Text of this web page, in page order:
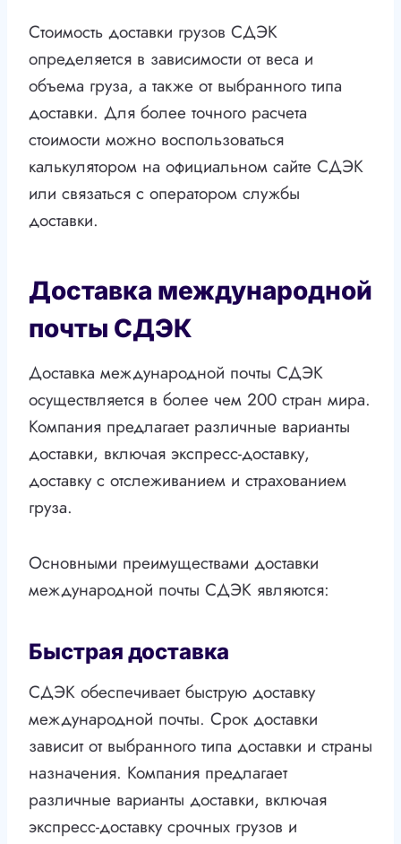
Стоимость доставки грузов СДЭК
определяется в зависимости от веса и
объема груза, а также от выбранного типа
доставки. Для более точного расчета
стоимости можно воспользоваться
калькулятором на официальном сайте СДЭК
или связаться с оператором службы
доставки.
Доставка международной
почты СДЭК
Доставка международной почты СДЭК
осуществляется в более чем 200 стран мира.
Компания предлагает различные варианты
доставки, включая экспресс-доставку,
доставку с отслеживанием и страхованием
груза.
Основными преимуществами доставки
международной почты СДЭК являются:
Быстрая доставка
СДЭК обеспечивает быструю доставку
международной почты. Срок доставки
зависит от выбранного типа доставки и страны
назначения. Компания предлагает
различные варианты доставки, включая
экспресс-доставку срочных грузов и